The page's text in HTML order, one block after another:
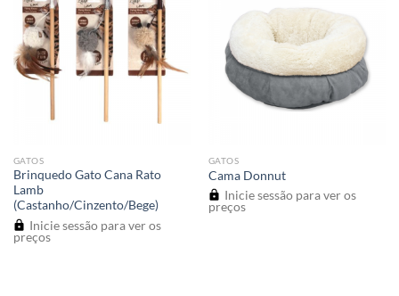
GATOS
Brinquedo Gato Cana Rato
Lamb
(Castanho/Cinzento/Bege)
Inicie sessão para ver os
preços
GATOS
Cama Donnut
Inicie sessão para ver os
preços